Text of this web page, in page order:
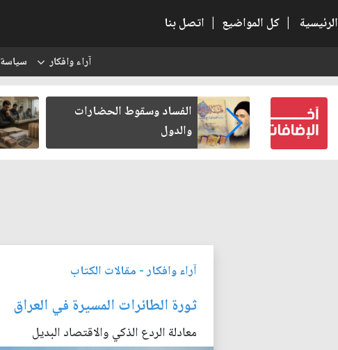
الرئيسية | كل المواضيع | اتصل بنا
آراء وافكار سياسة
كتب لنفسه
الفساد وسقوط الحضارات
والدول
آراء وافكار- مقالات الكتاب
ثورة الطائرات المسيرة في العراق
معادلة الردع الذكي والاقتصاد البديل